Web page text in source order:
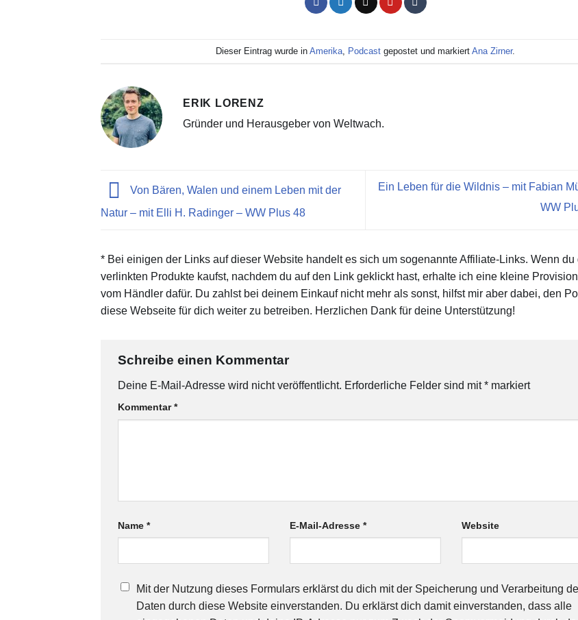
Dieser Eintrag wurde in Amerika, Podcastgepostet und markiert Ana Zirner.
ERIK LORENZ
Gründer und Herausgeber von Weltwach.
Von Bären, Walen und einem Leben mit der
Natur – mit Elli H. Radinger – WW Plus 48
Ein Leben für die Wildnis – mit Fabian
WW
* Bei einigen der Links auf dieser Website handelt es sich um sogenannte Affiliate-Links. Wenn du
verlinkten Produkte kaufst, nachdem du auf den Link geklickt hast, erhalte ich eine kleine
vom Händler dafür. Du zahlst bei deinem Einkauf nicht mehr als sonst, hilfst mir aber dabei, den
diese Webseite für dich weiter zu betreiben. Herzlichen Dank für deine Unterstützung!
Schreibe einen Kommentar
Deine E-Mail-Adresse wird nicht veröffentlicht. Erforderliche Felder sind mit* markiert
Kommentar*
Name * E-Mail-Adresse * Website
Mit der Nutzung dieses Formulars erklärst du dich mit der Speicherung und Verarbeitung
Daten durch diese Website einverstanden. Du erklärst dich damit einverstanden, dass alle